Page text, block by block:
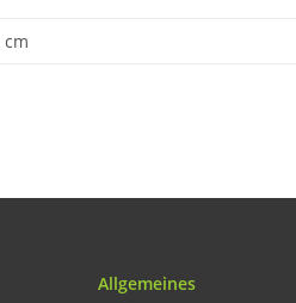
cm
Allgemeines